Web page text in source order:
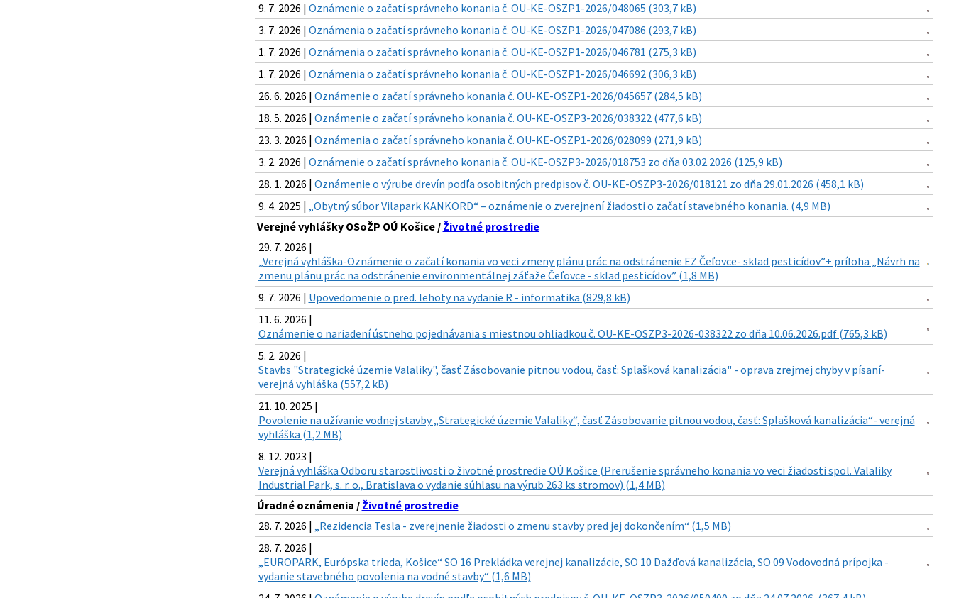
9. 7. 2026 | Oznámenie o začatí správneho konania č. OU-KE-OSZP1-2026/048065 (303,7 kB)
3. 7. 2026 | Oznámenia o začatí správneho konania č. OU-KE-OSZP1-2026/047086 (293,7 kB)
1. 7. 2026 | Oznámenia o začatí správneho konania č. OU-KE-OSZP1-2026/046781 (275,3 kB)
1. 7. 2026 | Oznámenia o začatí správneho konania č. OU-KE-OSZP1-2026/046692 (306,3 kB)
26. 6. 2026 | Oznámenie o začatí správneho konania č. OU-KE-OSZP1-2026/045657 (284,5 kB)
18. 5. 2026 | Oznámenie o začatí správneho konania č. OU-KE-OSZP3-2026/038322 (477,6 kB)
23. 3. 2026 | Oznámenia o začatí správneho konania č. OU-KE-OSZP1-2026/028099 (271,9 kB)
3. 2. 2026 | Oznámenie o začatí správneho konania č. OU-KE-OSZP3-2026/018753 zo dňa 03.02.2026 (125,9 kB)
28. 1. 2026 | Oznámenie o výrube drevín podľa osobitných predpisov č. OU-KE-OSZP3-2026/018121 zo dňa 29.01.2026 (458,1 kB)
9. 4. 2025 | „Obytný súbor Vilapark KANKORD“ – oznámenie o zverejnení žiadosti o začatí stavebného konania. (4,9 MB)
Verejné vyhlášky OSoŽP OÚ Košice / Životné prostredie
29. 7. 2026 |
„Verejná vyhláška-Oznámenie o začatí konania vo veci zmeny plánu prác na odstránenie EZ Čeľovce- sklad pesticídov”+ príloha „Návrh na
zmenu plánu prác na odstránenie environmentálnej záťaže Čeľovce - sklad pesticídov” (1,8 MB)
9. 7. 2026 | Upovedomenie o pred. lehoty na vydanie R - informatika (829,8 kB)
11. 6. 2026 |
Oznámenie o nariadení ústneho pojednávania s miestnou ohliadkou č. OU-KE-OSZP3-2026-038322 zo dňa 10.06.2026.pdf (765,3 kB)
5. 2. 2026 |
Stavbs "Strategické územie Valaliky", časť Zásobovanie pitnou vodou, časť: Splašková kanalizácia" - oprava zrejmej chyby v písaní-
verejná vyhláška (557,2 kB)
21. 10. 2025 |
Povolenie na užívanie vodnej stavby „Strategické územie Valaliky“, časť Zásobovanie pitnou vodou, časť: Splašková kanalizácia“- verejná
vyhláška (1,2 MB)
8. 12. 2023 |
Verejná vyhláška Odboru starostlivosti o životné prostredie OÚ Košice (Prerušenie správneho konania vo veci žiadosti spol. Valaliky
Industrial Park, s. r. o., Bratislava o vydanie súhlasu na výrub 263 ks stromov) (1,4 MB)
Úradné oznámenia / Životné prostredie
28. 7. 2026 | „Rezidencia Tesla - zverejnenie žiadosti o zmenu stavby pred jej dokončením“ (1,5 MB)
28. 7. 2026 |
„EUROPARK, Európska trieda, Košice“ SO 16 Prekládka verejnej kanalizácie, SO 10 Dažďová kanalizácia, SO 09 Vodovodná prípojka -
vydanie stavebného povolenia na vodné stavby“ (1,6 MB)